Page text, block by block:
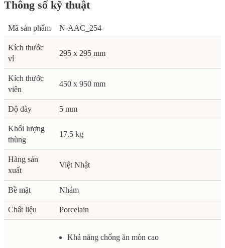
Thông số kỹ thuật
Mã sản phẩm N-AAC_254
Kích thước
vỉ
295 x 295 mm
Kích thước
viên
450 x 950 mm
Độ dày 5 mm
Khối lượng
thùng
17.5 kg
Hãng sản
xuất
Việt Nhật
Bề mặt Nhám
Chất liệu Porcelain
Khả năng chống ăn mòn cao